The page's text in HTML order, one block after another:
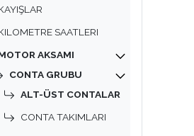
SAATLERI
AKSAMI
CONTA GRUBU
ALT-ÜST CONTALAR
CONTA TAKIMLARI